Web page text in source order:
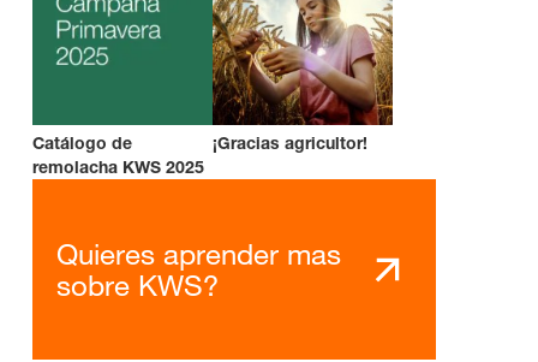
Catálogo de
remolacha KWS 2025
¡Gracias agricultor!
Quieres aprender mas
sobre KWS?